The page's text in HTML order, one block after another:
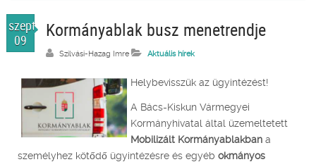
szept.
09
Kormányablak busz menetrendje
Szilvási-Hazag Imre Aktuális hírek
Helybevisszük az ügyintézést!
A Bács-Kiskun Vármegyei
Kormányhivatal által üzemeltetett
Mobilizált Kormányablakban a
személyhez kötődő ügyintézésre és egyéb okmányos